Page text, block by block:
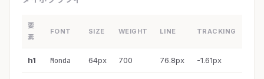
要
素
FONT SIZE WEIGHT LINE TRACKING
h1 Monda 64px 700 76.8px -1.61px